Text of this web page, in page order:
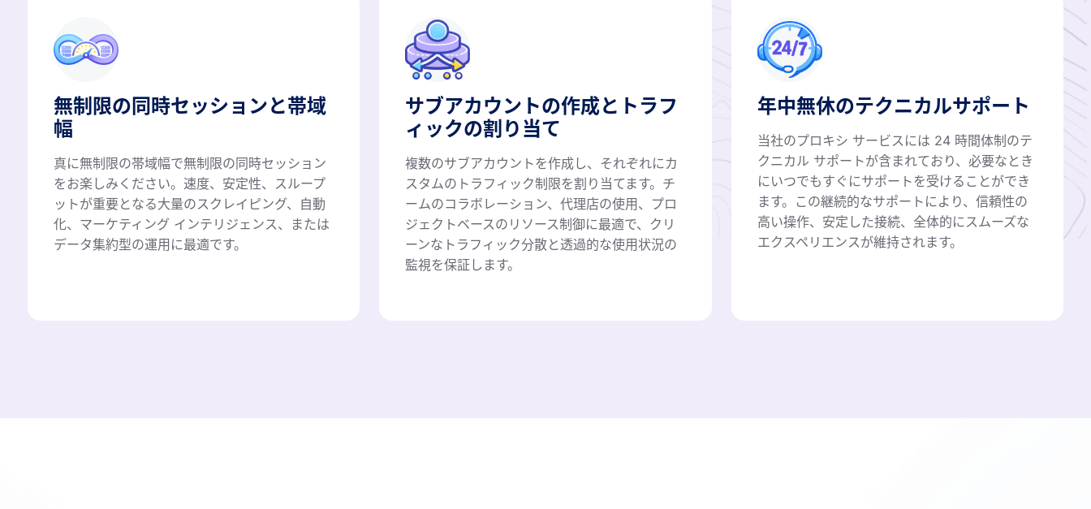
無制限の同時セッションと帯域
幅
真に無制限の帯域幅で無制限の同時セッション
をお楽しみください。速度、安定性、スループ
ットが重要となる大量のスクレイピング、自動
化、マーケティング インテリジェンス、または
データ集約型の運用に最適です。
サブアカウントの作成とトラフ
ィックの割り当て
複数のサブアカウントを作成し、それぞれにカ
スタムのトラフィック制限を割り当てます。チ
ームのコラボレーション、代理店の使用、プロ
ジェクトベースのリソース制御に最適で、クリ
ーンなトラフィック分散と透過的な使用状況の
監視を保証します。
年中無休のテクニカルサポート
当社のプロキシ サービスには 24 時間体制のテ
クニカル サポートが含まれており、必要なとき
にいつでもすぐにサポートを受けることができ
ます。この継続的なサポートにより、信頼性の
高い操作、安定した接続、全体的にスムーズな
エクスペリエンスが維持されます。